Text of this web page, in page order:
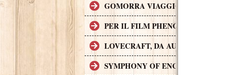
GOMORRA VIAGGIO NELL'IMPERO
PER IL FILM PHENOMENA SONO
LOVECRAFT, DA AUTORE A
SYMPHONY OF ENCHANTED LANDS